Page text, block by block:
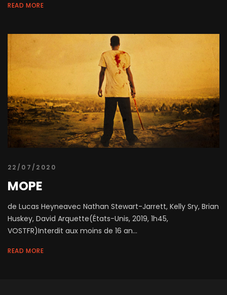
READ MORE
22/07/2020
MOPE
de Lucas Heyneavec Nathan Stewart-Jarrett, Kelly Sry, Brian
Huskey, David Arquette(États-Unis, 2019, 1h45,
VOSTFR)Interdit aux moins de 16 an...
READ MORE